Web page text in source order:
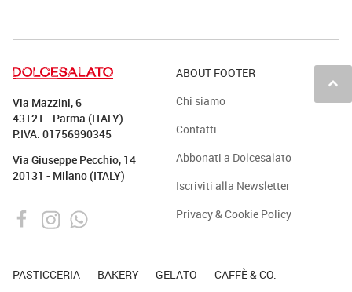
keyboard_arrow_up
Via Mazzini, 6
43121 - Parma (ITALY)
P.IVA: 01756990345
Via Giuseppe Pecchio, 14
20131 - Milano (ITALY)
ABOUT FOOTER
Chi siamo
Contatti
Abbonati a Dolcesalato
Iscriviti alla Newsletter
Privacy & Cookie Policy
PASTICCERIA BAKERY GELATO CAFFÈ & CO.